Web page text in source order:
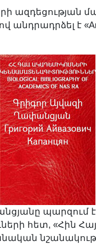
ազդեցության
է
պարզում է
հետ, «Հին